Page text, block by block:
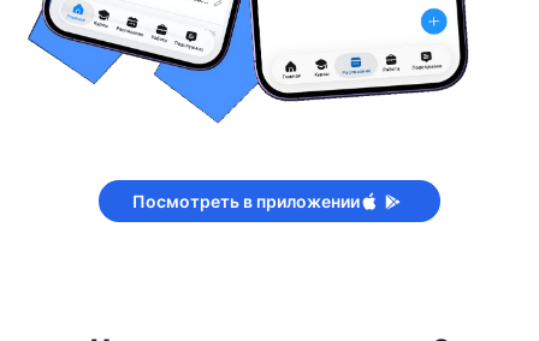
Посмотреть в приложении